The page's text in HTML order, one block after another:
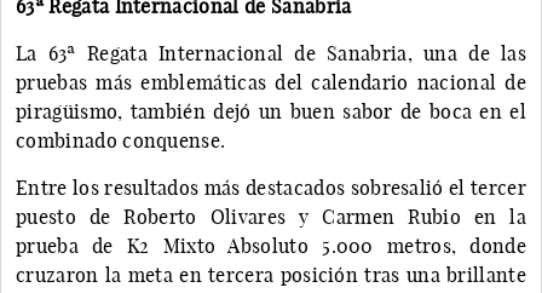
63ª Regata Internacional de Sanabria
La 63ª Regata Internacional de Sanabria, una de las
pruebas más emblemáticas del calendario nacional de
piragüismo, también dejó un buen sabor de boca en el
combinado conquense.
Entre los resultados más destacados sobresalió el tercer
puesto de Roberto Olivares y Carmen Rubio en la
prueba de K2 Mixto Absoluto 5.000 metros, donde
cruzaron la meta en tercera posición tras una brillante